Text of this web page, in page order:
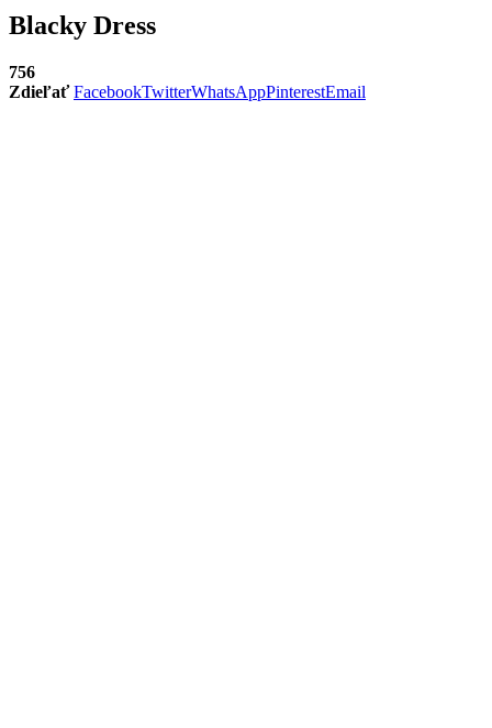
Blacky Dress
756
Zdieľať FacebookTwitterWhatsAppPinterestEmail